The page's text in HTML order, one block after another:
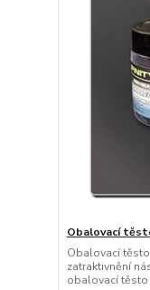
Obalovací
Obalovací
zatraktivnění
obalovací těsto